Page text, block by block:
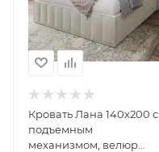
Кровать Лана 140х200 с
подъемным
механизмом, велюр